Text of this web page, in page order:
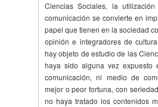
Ciencias Sociales, la
comunicación se convierte en
papel que tienen en la sociedad
opinión e integradores de
hay objeto de estudio de las
haya sido alguna vez expuesto
comunicación, ni medio de
mejor o peor fortuna, con
no haya tratado los contenidos